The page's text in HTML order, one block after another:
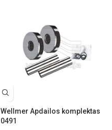
Wellmer Apdailos komplektas
0491